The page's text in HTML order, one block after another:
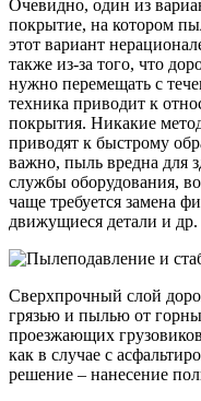
Очевидно, один из
покрытие, на котором
этот вариант
также из-за того, что
нужно перемещать с
техника приводит к
покрытия. Никакие
приводят к быстрому
важно, пыль вредна для
службы оборудования,
чаще требуется замена
движущиеся детали и др.
Сверхпрочный слой
грязью и пылью от
проезжающих
как в случае с
решение – нанесение